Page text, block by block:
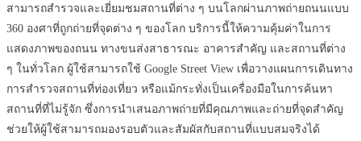
สามารถสำรวจและเยี่ยมชมสถานที่ต่าง ๆ บนโลกผ่านภาพถ่ายถนนแบบ
360 องศาที่ถูกถ่ายที่จุดต่าง ๆ ของโลก บริการนี้ให้ความคุ้มค่าในการ
แสดงภาพของถนน ทางขนส่งสาธารณะ อาคารสำคัญ และสถานที่ต่าง
ๆ ในทั่วโลก ผู้ใช้สามารถใช้ Google Street View เพื่อวางแผนการเดินทาง
การสำรวจสถานที่ท่องเที่ยว หรือแม้กระทั่งเป็นเครื่องมือในการค้นหา
สถานที่ที่ไม่รู้จัก ซึ่งการนำเสนอภาพถ่ายที่มีคุณภาพและถ่ายที่จุดสำคัญ
ช่วยให้ผู้ใช้สามารถมองรอบตัวและสัมผัสกับสถานที่แบบสมจริงได้